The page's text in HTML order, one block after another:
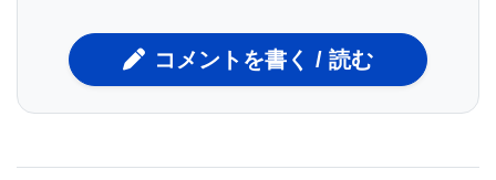
同大学医学部病理学分野の助教であるアーロン・バ
コメントを書く / 読む